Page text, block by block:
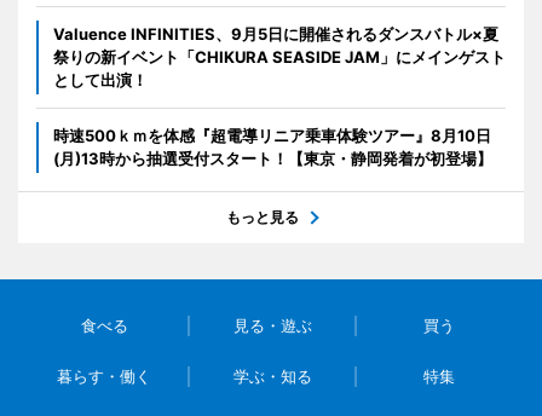
Valuence INFINITIES、9月5日に開催されるダンスバトル×夏
祭りの新イベント「CHIKURA SEASIDE JAM」にメインゲスト
として出演！
時速500ｋｍを体感『超電導リニア乗車体験ツアー』8月10日
(月)13時から抽選受付スタート！【東京・静岡発着が初登場】
もっと見る
食べる 見る・遊ぶ 買う
暮らす・働く 学ぶ・知る 特集